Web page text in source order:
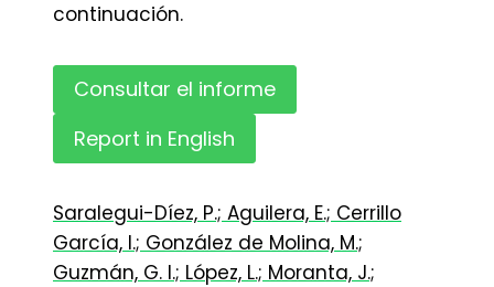
continuación.
Consultar el informe
Report in English
Saralegui-Díez, P.; Aguilera, E.; Cerrillo
García, I.; González de Molina, M.;
Guzmán, G. I.; López, L.; Moranta, J.;